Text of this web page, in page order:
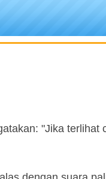
"Jika terlihat